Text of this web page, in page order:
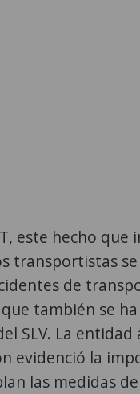
este hecho que
transportistas
de
también se
SLV. La
evidenció la
las medidas